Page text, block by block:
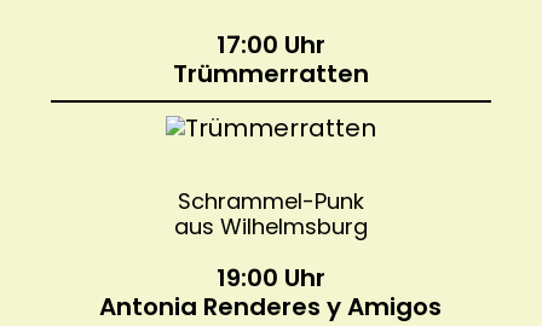
17:00 Uhr
Trümmerratten
Schrammel-Punk
aus Wilhelmsburg
19:00 Uhr
Antonia Renderes y Amigos